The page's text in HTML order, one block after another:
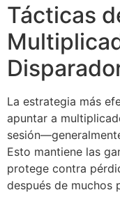
Tácticas
La estrategia más
apuntar a
Esto mantiene las
protege contra
después de muchos